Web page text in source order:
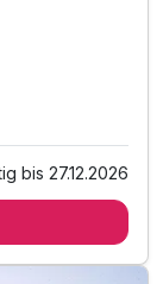
bis 27.12.2026